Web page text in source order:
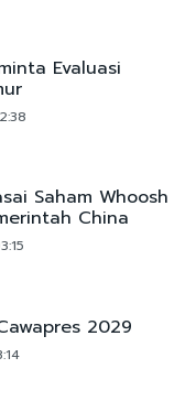
Evaluasi
Saham Whoosh
China
2029